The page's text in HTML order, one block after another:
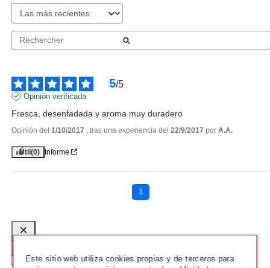
HERMES EAU DES
5/5
Opinión verificada
Fresca, desenfadada y aroma muy duradero
Opinión del 1/10/2017 , tras una experiencia del 22/9/2017 por A.A.
Útil (0) Informe
1
Este sitio web utiliza cookies propias y de terceros para